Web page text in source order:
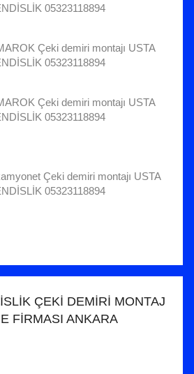
05323118894
Çeki demiri montajı USTA
05323118894
Çeki demiri montajı USTA
05323118894
Çeki demiri montajı USTA
05323118894
ÇEKİ DEMİRİ MONTAJ
FİRMASI ANKARA